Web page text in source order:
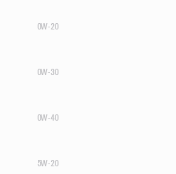
0W-20
0W-30
0W-40
5W-20